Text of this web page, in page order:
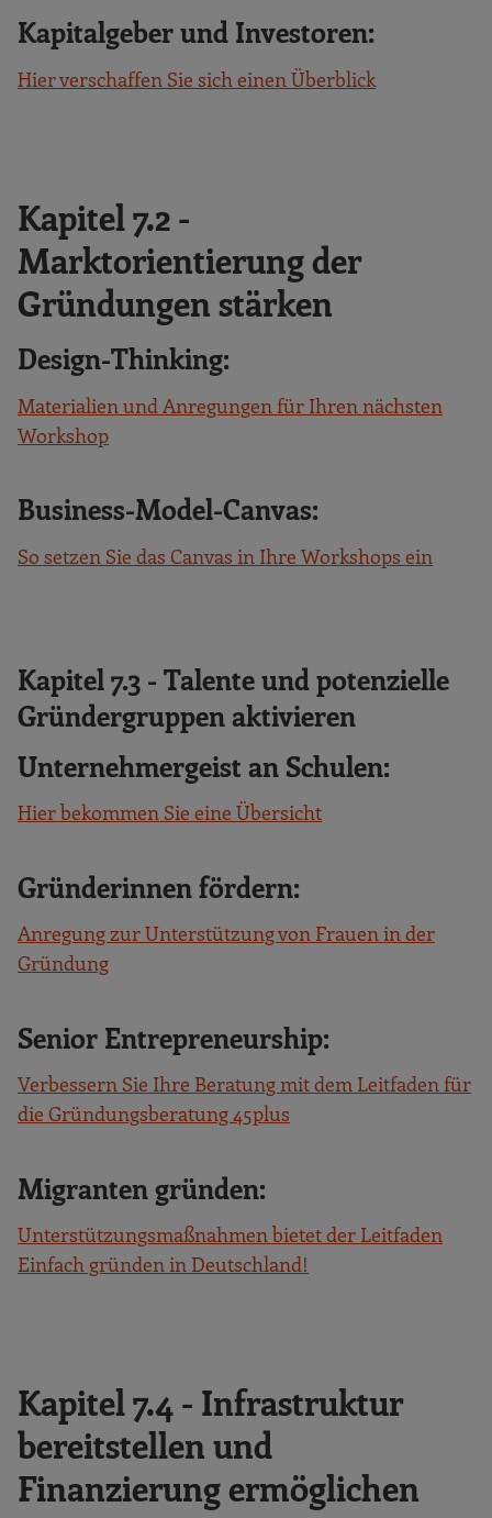
Kapitalgeber und Investoren:
Hier verschaffen Sie sich einen Überblick
Kapitel 7.2 -
Marktorientierung der
Gründungen stärken
Design-Thinking:
Materialien und Anregungen für Ihren nächsten
Workshop
Business-Model-Canvas:
So setzen Sie das Canvas in Ihre Workshops ein
Kapitel 7.3 - Talente und potenzielle
Gründergruppen aktivieren
Unternehmergeist an Schulen:
Hier bekommen Sie eine Übersicht
Gründerinnen fördern:
Anregung zur Unterstützung von Frauen in der
Gründung
Senior Entrepreneurship:
Verbessern Sie Ihre Beratung mit dem Leitfaden für
die Gründungsberatung 45plus
Migranten gründen:
Unterstützungsmaßnahmen bietet der Leitfaden
Einfach gründen in Deutschland!
Kapitel 7.4 - Infrastruktur
bereitstellen und
Finanzierung ermöglichen